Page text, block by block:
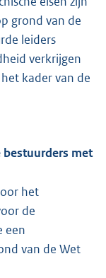
grond van de
leiders
verkrijgen
kader van de
met
het
de
een
van de Wet